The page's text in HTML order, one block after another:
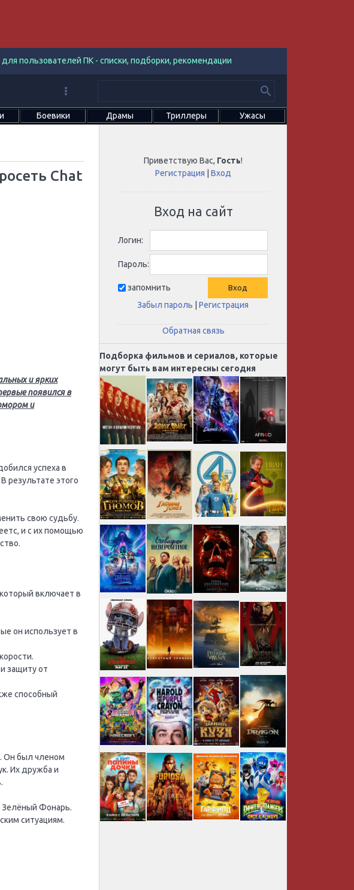
пользователей ПК - списки, подборки, рекомендации
Боевики Драмы Триллеры Ужасы
Chat
и ярких
появился в
и
успеха в
результате этого
свою судьбу.
и с их помощью
включает в
он использует в
защиту от
способный
Он был членом
Их дружба и
Зелёный Фонарь.
ситуациям.
Приветствую Вас, Гость!
Регистрация |Вход
Вход на сайт
Логин:
Пароль:
запомнить
Забыл пароль |Регистрация
Обратная связь
Подборка фильмов и сериалов, которые
могут быть вам интересны сегодня